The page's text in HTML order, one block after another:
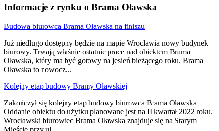
Informacje z rynku o Brama Oławska
Budowa biurowca Brama Oławska na finiszu
Już niedługo dostępny będzie na mapie Wrocławia nowy budynek
biurowy. Trwają właśnie ostatnie prace nad obiektem Brama
Oławska, który ma być gotowy na jesień bieżącego roku. Brama
Oławska to nowocz...
Kolejny etap budowy Bramy Oławskiej
Zakończył się kolejny etap budowy biurowca Brama Oławska.
Oddanie obiektu do użytku planowane jest na II kwartał 2022 roku.
Wrocławski biurowiec Brama Oławska znajduje się na Starym
Mieście przy ul